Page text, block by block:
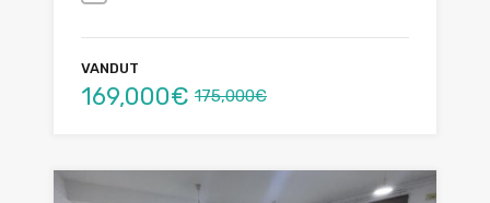
VANDUT
169,000€ 175,000€